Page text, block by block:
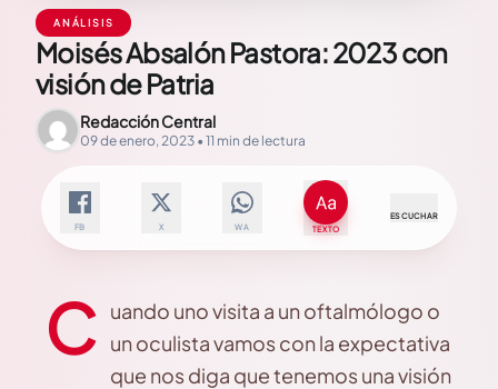
ANÁLISIS
Moisés Absalón Pastora: 2023 con
visión de Patria
Redacción Central
09 de enero, 2023 • 11 min de lectura
FB X WA TEXTO
ESCUCHAR
C uando uno visita a un oftalmólogo o
un oculista vamos con la expectativa
que nos diga que tenemos una visión